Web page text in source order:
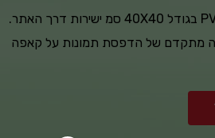
הדפסה על שלט PVC בגודל 40X40 סמ ישירות דרך האתר.
מתקדם של הדפסת תמונות על קאפה